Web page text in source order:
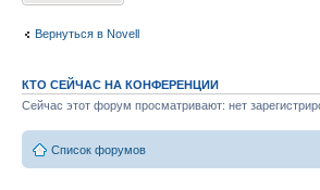
Вернуться в Novell
КТО СЕЙЧАС НА КОНФЕРЕНЦИИ
Сейчас этот форум просматривают: нет
Список форумов